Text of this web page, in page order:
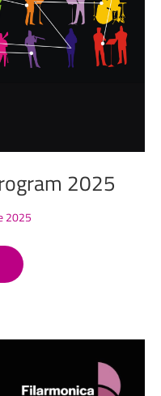
2025
2025